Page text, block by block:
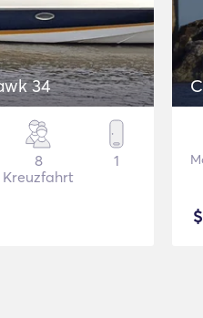
34
8
Kreuzfahrt
1